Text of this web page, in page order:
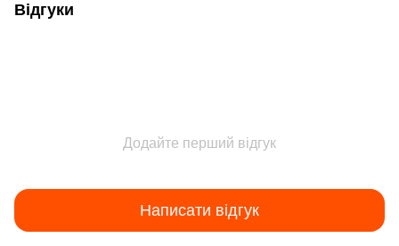
Відгуки
Додайте перший відгук
Написати відгук